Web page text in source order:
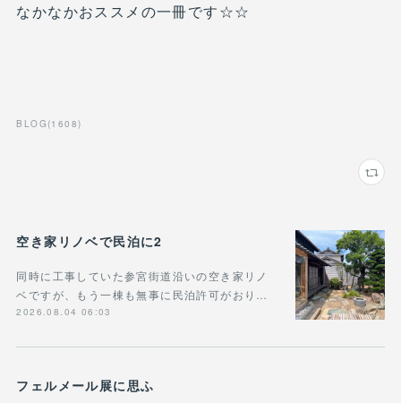
なかなかおススメの一冊です☆☆
BLOG (1608)
空き家リノベで民泊に2
同時に工事していた参宮街道沿いの空き家リノ
ベですが、もう一棟も無事に民泊許可がおり…
2026.08.04 06:03
フェルメール展に思ふ